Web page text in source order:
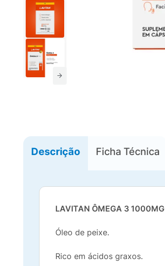
Descrição Ficha Técnica
LAVITAN ÔMEGA 3 1000MG
Óleo de peixe.
Rico em ácidos graxos.